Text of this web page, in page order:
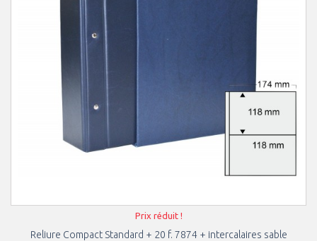
Prix réduit !
Reliure Compact Standard + 20 f. 7874 + intercalaires sable